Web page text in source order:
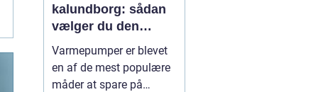
kalundborg: sådan
vælger du den
rigtige løsning
Varmepumper er blevet
en af de mest populære
måder at spare på